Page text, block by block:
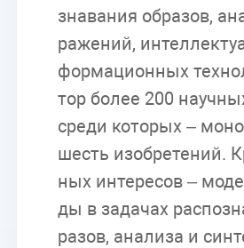
зна­ва­ния об­ра­зов,
ра­же­ний,
фор­ма­ци­он­ных
тор бо­лее 200
сре­ди ко­то­рых –
шесть изоб­ре­те­ний.
ных ин­те­ре­сов –
ды в за­да­чах
ра­зов, ана­ли­за и